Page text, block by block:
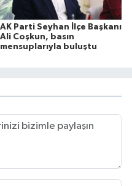
AK Parti Seyhan İlçe Başkanı
Ali Coşkun, basın
mensuplarıyla buluştu